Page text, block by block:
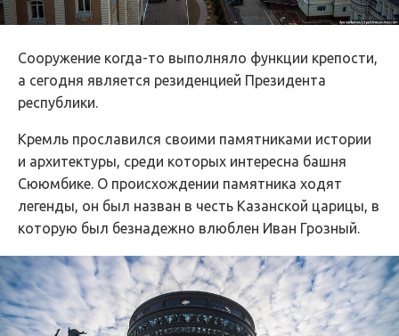
Сооружение когда-то выполняло функции крепости,
а сегодня является резиденцией Президента
республики.
Кремль прославился своими памятниками истории
и архитектуры, среди которых интересна башня
Сююмбике. О происхождении памятника ходят
легенды, он был назван в честь Казанской царицы, в
которую был безнадежно влюблен Иван Грозный.